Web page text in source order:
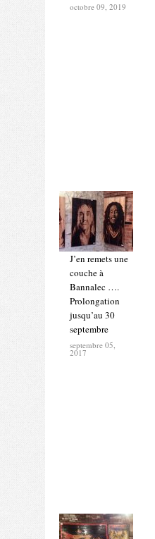
octobre 09, 2019
J’en remets une
couche à
Bannalec ….
Prolongation
jusqu’au 30
septembre
septembre 05,
2017